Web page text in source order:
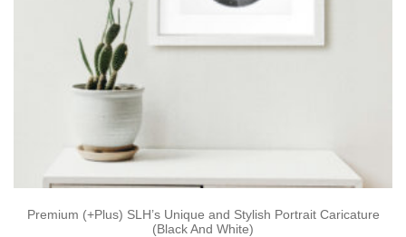
Premium (+Plus) SLH’s Unique and Stylish Portrait Caricature
(Black And White)